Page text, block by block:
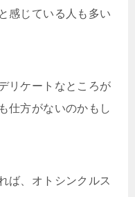
感じている人も多い
リケートなところが
仕方がないのかもし
ば、オトシンクルス